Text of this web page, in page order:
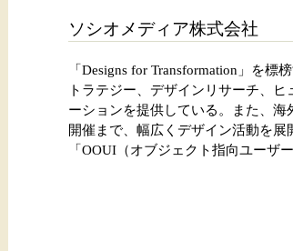
ソシオメディア株式会社
「Designs for Transformation」を
トラテジー、デザインリサーチ、
ーションを提供している。また、
開催まで、幅広くデザイン活動を
「OOUI（オブジェクト指向ユーザ